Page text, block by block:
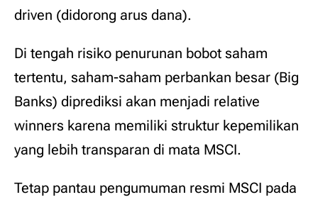
driven (didorong arus dana).
Di tengah risiko penurunan bobot saham
tertentu, saham-saham perbankan besar (Big
Banks) diprediksi akan menjadi relative
winners karena memiliki struktur kepemilikan
yang lebih transparan di mata MSCI.
Tetap pantau pengumuman resmi MSCI pada